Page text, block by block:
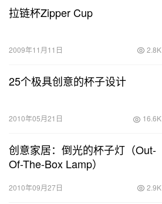
拉链杯Zipper Cup
2009年11月11日 2.8K
25个极具创意的杯子设计
2010年05月21日 16.6K
创意家居：倒光的杯子灯（Out-
Of-The-Box Lamp）
2010年09月27日 2.9K